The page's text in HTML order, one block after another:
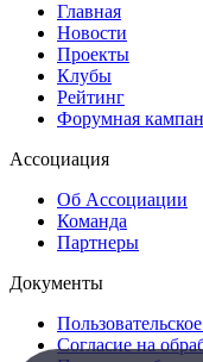
Главная
Новости
Проекты
Клубы
Рейтинг
Форумная
Ассоциация
Об Ассоциации
Команда
Партнеры
Документы
Согласие на